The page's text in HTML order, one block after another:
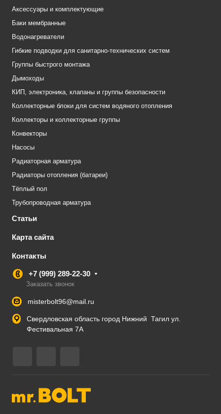
Аксессуары и комплектующие
Баки мембранные
Водонагреватели
Гибкие подводки для санитарно-технических систем
Группы быстрого монтажа
Дымоходы
КИП, электроника, клапаны и группы безопасности
Коллекторные блоки для систем водяного отопления
Коллекторы и коллекторные группы
Конвекторы
Насосы
Радиаторная арматура
Радиаторы отопления (батареи)
Тёплый пол
Трубопроводная арматура
Статьи
Карта сайта
Контакты
+7 (999) 289-22-30
Заказать звонок
misterbolt96@mail.ru
Свердловская область город Нижний Тагил ул.
Фестивальная 7А